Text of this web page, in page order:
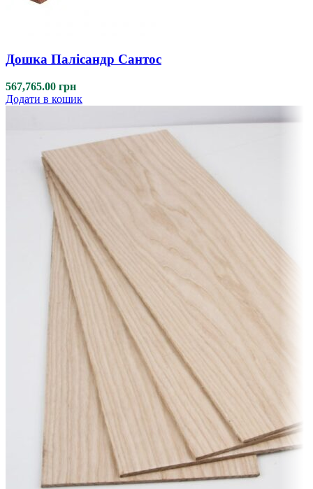
Дошка Палісандр Сантос
567,765.00 грн
Додати в кошик